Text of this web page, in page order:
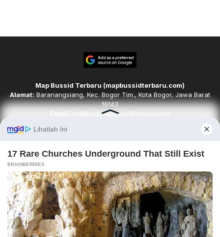
Map Bussid Terbaru (mapbussidterbaru.com)
Alamat: Baranangsiang, Kec. Bogor Tim., Kota Bogor, Jawa Barat
16143
Email: redaksi@mapbussidterbaru.com
Tim Redaksi Kode Etik Pedoman Media Siber
Karir
Disclaimer
Contact About
Copyright © 2026. mapbussidterbaru.com. All rights reserved